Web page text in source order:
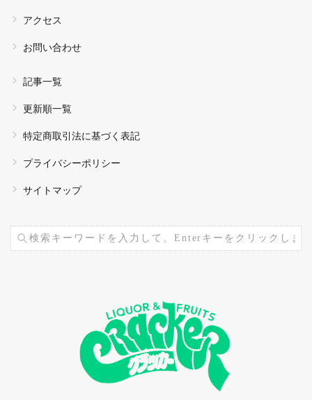
アクセス
お問い合わせ
記事一覧
更新順一覧
特定商取引法に基づく表記
プライバシーポリシー
サイトマップ